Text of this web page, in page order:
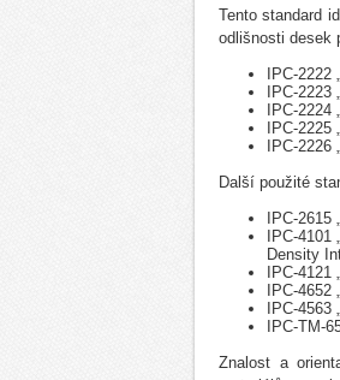
Tento standard
odlišnosti desek
IPC-2222
IPC-2223
IPC-2224
IPC-2225
IPC-2226
Další použité
IPC-2615
IPC-4101
Density
IPC-4121
IPC-4652
IPC-4563
IPC-TM-
Znalost a